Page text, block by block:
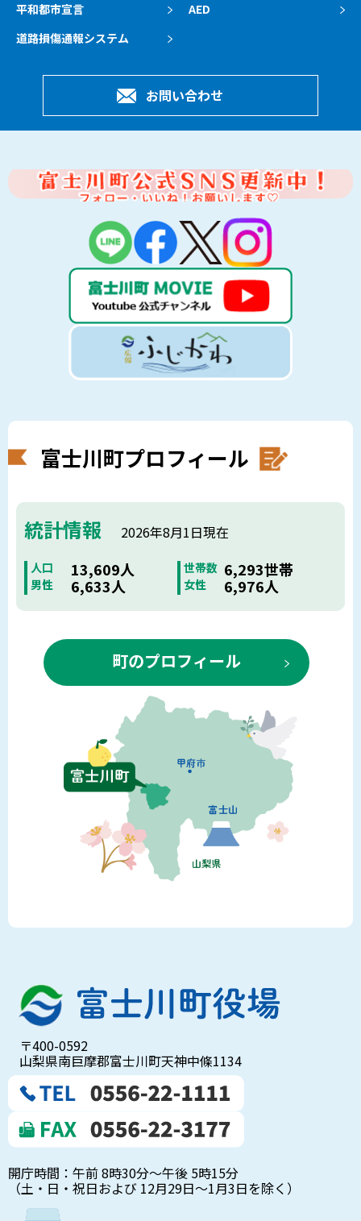
平和都市宣言
AED
道路損傷通報システム
お問い合わせ
富士川町プロフィール
統計情報 2026年8月1日現在
人口 13,609人 世帯数 6,293世帯
男性 6,633人 女性 6,976人
町のプロフィール
〒400-0592
山梨県南巨摩郡富士川町天神中條1134
開庁時間：午前 8時30分～午後 5時15分
（土・日・祝日および 12月29日～1月3日を除く）